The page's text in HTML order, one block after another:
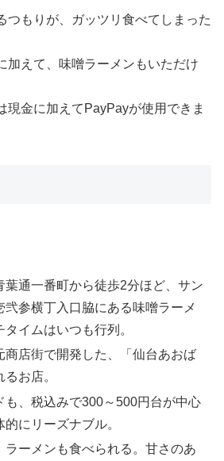
つもりが、ガッツリ食べてしまった
加えて、味噌ラーメンもいただけ
現金に加えてPayPayが使用できま
葉通一番町から徒歩2分ほど、サン
弐参横丁入口脇にある味噌ラーメ
イムはいつも行列。
商店街で開発した、「仙台あおば
お店。
も、税込みで300～500円台が中心
にリーズナブル。
ラーメンも食べられる。甘さのあ